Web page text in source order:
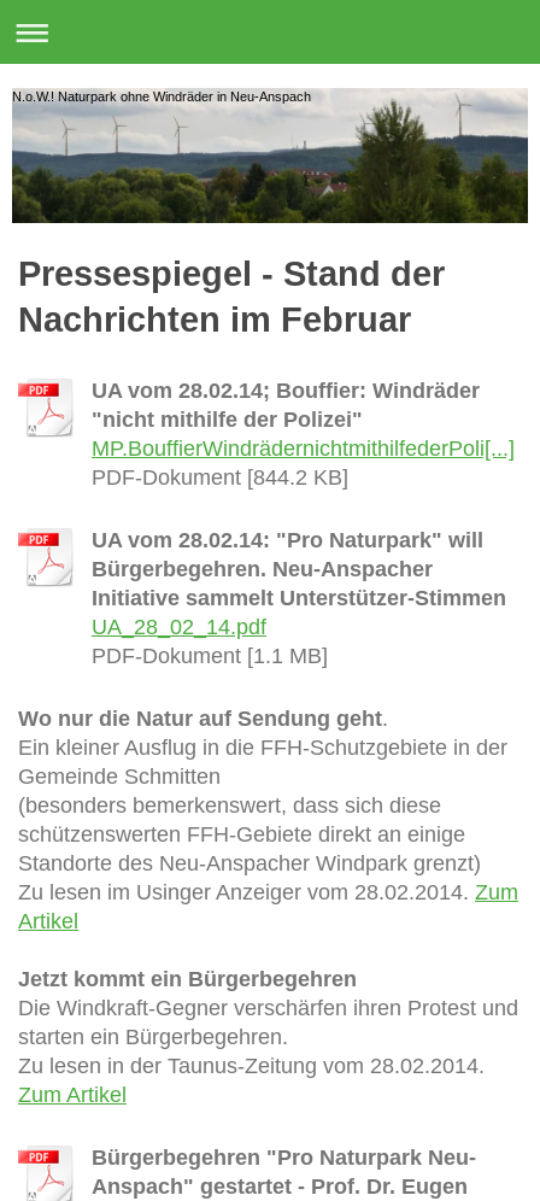
N.o.W.! Naturpark ohne Windräder in Neu-Anspach
Pressespiegel - Stand der
Nachrichten im Februar
UA vom 28.02.14; Bouffier: Windräder
"nicht mithilfe der Polizei"
MP.BouffierWindrädernichtmithilfederPoli[...]
PDF-Dokument [844.2 KB]
UA vom 28.02.14: "Pro Naturpark" will
Bürgerbegehren. Neu-Anspacher
Initiative sammelt Unterstützer-Stimmen
UA_28_02_14.pdf
PDF-Dokument [1.1 MB]
Wo nur die Natur auf Sendung geht.
Ein kleiner Ausflug in die FFH-Schutzgebiete in der
Gemeinde Schmitten
(besonders bemerkenswert, dass sich diese
schützenswerten FFH-Gebiete direkt an einige
Standorte des Neu-Anspacher Windpark grenzt)
Zu lesen im Usinger Anzeiger vom 28.02.2014. Zum
Artikel
Jetzt kommt ein Bürgerbegehren
Die Windkraft-Gegner verschärfen ihren Protest und
starten ein Bürgerbegehren.
Zu lesen in der Taunus-Zeitung vom 28.02.2014.
Zum Artikel
Bürgerbegehren "Pro Naturpark Neu-
Anspach" gestartet - Prof. Dr. Eugen